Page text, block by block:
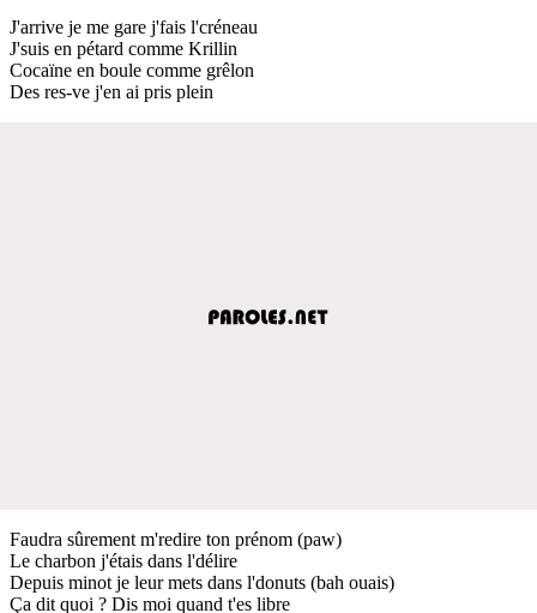
J'arrive je me gare j'fais l'créneau
J'suis en pétard comme Krillin
Cocaïne en boule comme grêlon
Des res-ve j'en ai pris plein
Faudra sûrement m'redire ton prénom (paw)
Le charbon j'étais dans l'délire
Depuis minot je leur mets dans l'donuts (bah ouais)
Ça dit quoi ? Dis moi quand t'es libre